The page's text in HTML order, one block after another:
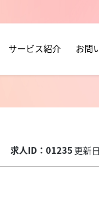
サービス紹介 お問
求人ID：01235更新